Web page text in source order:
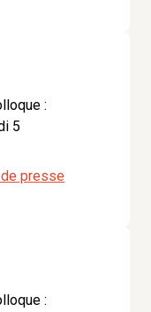
:
5
presse
: